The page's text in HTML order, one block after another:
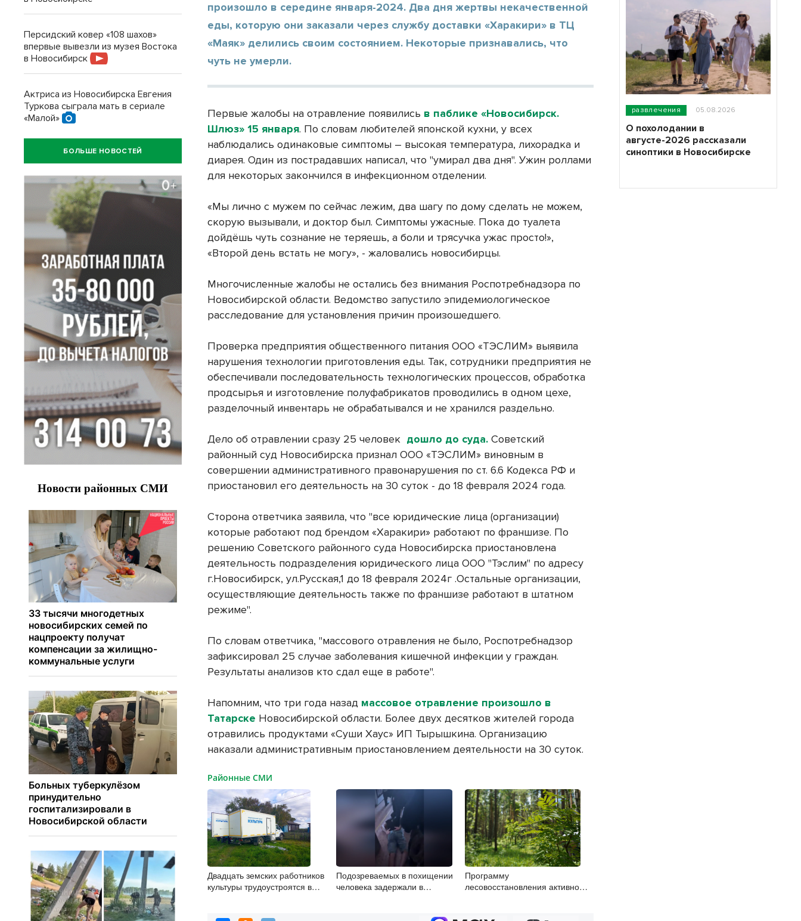
произошло в середине января-2024. Два дня жертвы некачественной
еды, которую они заказали через службу доставки «Харакири» в ТЦ
«Маяк» делились своим состоянием. Некоторые признавались, что
чуть не умерли.
Первые жалобы на отравление появились в паблике «Новосибирск.
Шлюз» 15 января. По словам любителей японской кухни, у всех
наблюдались одинаковые симптомы – высокая температура, лихорадка и
диарея. Один из пострадавших написал, что "умирал два дня". Ужин роллами
для некоторых закончился в инфекционном отделении.
«Мы лично с мужем по сейчас лежим, два шагу по дому сделать не можем,
скорую вызывали, и доктор был. Симптомы ужасные. Пока до туалета
дойдёшь чуть сознание не теряешь, а боли и трясучка ужас просто!»,
«Второй день встать не могу», - жаловались новосибирцы.
Многочисленные жалобы не остались без внимания Роспотребнадзора по
Новосибирской области. Ведомство запустило эпидемиологическое
расследование для установления причин произошедшего.
Проверка предприятия общественного питания ООО «ТЭСЛИМ» выявила
нарушения технологии приготовления еды. Так, сотрудники предприятия не
обеспечивали последовательность технологических процессов, обработка
продсырья и изготовление полуфабрикатов проводились в одном цехе,
разделочный инвентарь не обрабатывался и не хранился раздельно.
Дело об отравлении сразу 25 человек дошло до суда. Советский
районный суд Новосибирска признал ООО «ТЭСЛИМ» виновным в
совершении административного правонарушения по ст. 6.6 Кодекса РФ и
приостановил его деятельность на 30 суток - до 18 февраля 2024 года.
Сторона ответчика заявила, что "все юридические лица (организации)
которые работают под брендом «Харакири» работают по франшизе. По
решению Советского районного суда Новосибирска приостановлена
деятельность подразделения юридического лица ООО "Тэслим" по адресу
г.Новосибирск, ул.Русская,1 до 18 февраля 2024г .Остальные организации,
осуществляющие деятельность также по франшизе работают в штатном
режиме".
По словам ответчика, "массового отравления не было, Роспотребнадзор
зафиксировал 25 случае заболевания кишечной инфекции у граждан.
Результаты анализов кто сдал еще в работе".
Напомним, что три года назад массовое отравление произошло в
Татарске Новосибирской области. Более двух десятков жителей города
отравились продуктами «Суши Хаус» ИП Тырышкина. Организацию
наказали административным приостановлением деятельности на 30 суток.
Районные СМИ
Двадцать земских работников
культуры трудоустроятся в
Подозреваемых в похищении
человека задержали в
Программу
лесовосстановления активно
Персидский ковер «108 шахов»
впервые вывезли из музея Востока
в Новосибирск
Актриса из Новосибирска Евгения
Туркова сыграла мать в сериале
«Малой»
БОЛЬШЕ НОВОСТЕЙ
развлечения 05.08.2026
О похолодании в
августе-2026 рассказали
синоптики в Новосибирске